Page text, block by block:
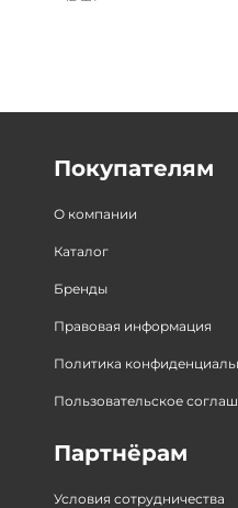
Покупателям
О компании
Каталог
Бренды
Правовая информация
Политика
Пользовательское
Партнёрам
Условия сотрудничества